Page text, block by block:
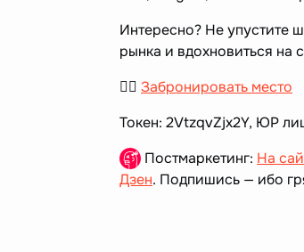
Интересно? Не упустите
рынка и вдохновиться на
👉🏻 Забронировать место
Токен: 2VtzqvZjx2Y, ЮР
Постмаркетинг: На
Дзен. Подпишись — ибо